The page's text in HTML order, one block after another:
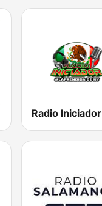
Radio Iniciador